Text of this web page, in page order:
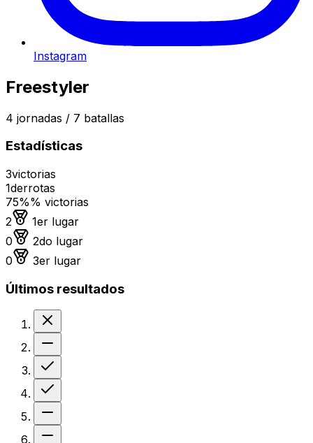
Instagram
Freestyler
4 jornadas / 7 batallas
Estadísticas
3victorias
1derrotas
75%% victorias
2
Medalla de oro
1er lugar
0
Medalla de plata
2do lugar
0
Medalla de bronce
3er lugar
Últimos resultados